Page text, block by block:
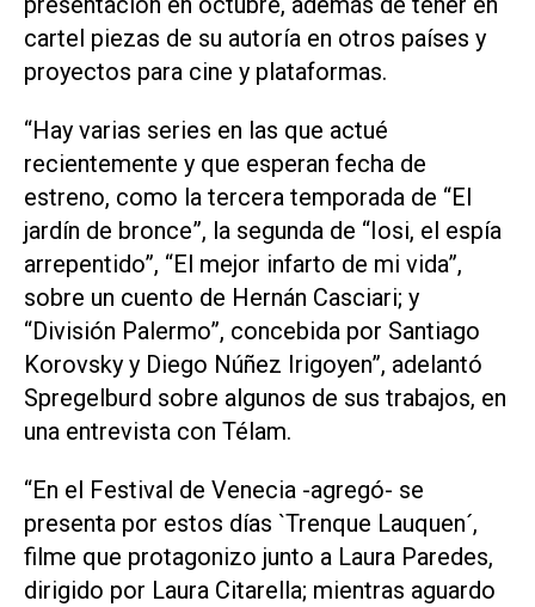
cartel piezas de su autoría en otros países y
proyectos para cine y plataformas.
“Hay varias series en las que actué
recientemente y que esperan fecha de
estreno, como la tercera temporada de “El
jardín de bronce”, la segunda de “Iosi, el espía
arrepentido”, “El mejor infarto de mi vida”,
sobre un cuento de Hernán Casciari; y
“División Palermo”, concebida por Santiago
Korovsky y Diego Núñez Irigoyen”, adelantó
Spregelburd sobre algunos de sus trabajos, en
una entrevista con Télam.
“En el Festival de Venecia -agregó- se
presenta por estos días `Trenque Lauquen´,
filme que protagonizo junto a Laura Paredes,
dirigido por Laura Citarella; mientras aguardo